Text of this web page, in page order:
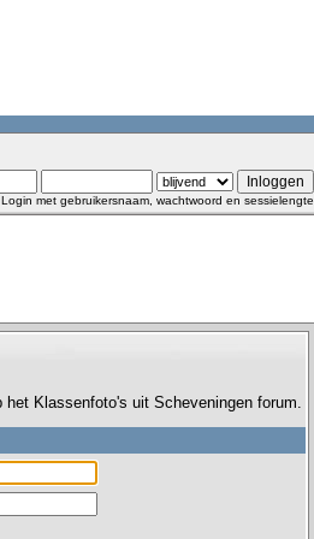
Login met gebruikersnaam, wachtwoord en sessielengte
Klassenfoto's uit Scheveningen forum.